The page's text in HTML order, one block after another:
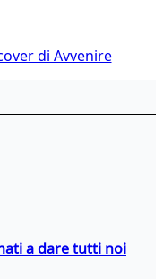
di Avvenire
a dare tutti noi